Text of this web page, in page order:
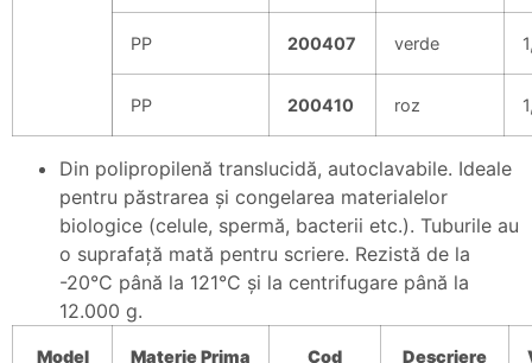
PP 200407 verde
PP 200410 roz
Din polipropilenă translucidă, autoclavabile. Ideale
pentru păstrarea şi congelarea materialelor
biologice (celule, spermă, bacterii etc.). Tuburile au
o suprafaţă mată pentru scriere. Rezistă de la
-20°C până la 121°C şi la centrifugare până la
12.000 g.
Model MateriePrima Cod Descriere